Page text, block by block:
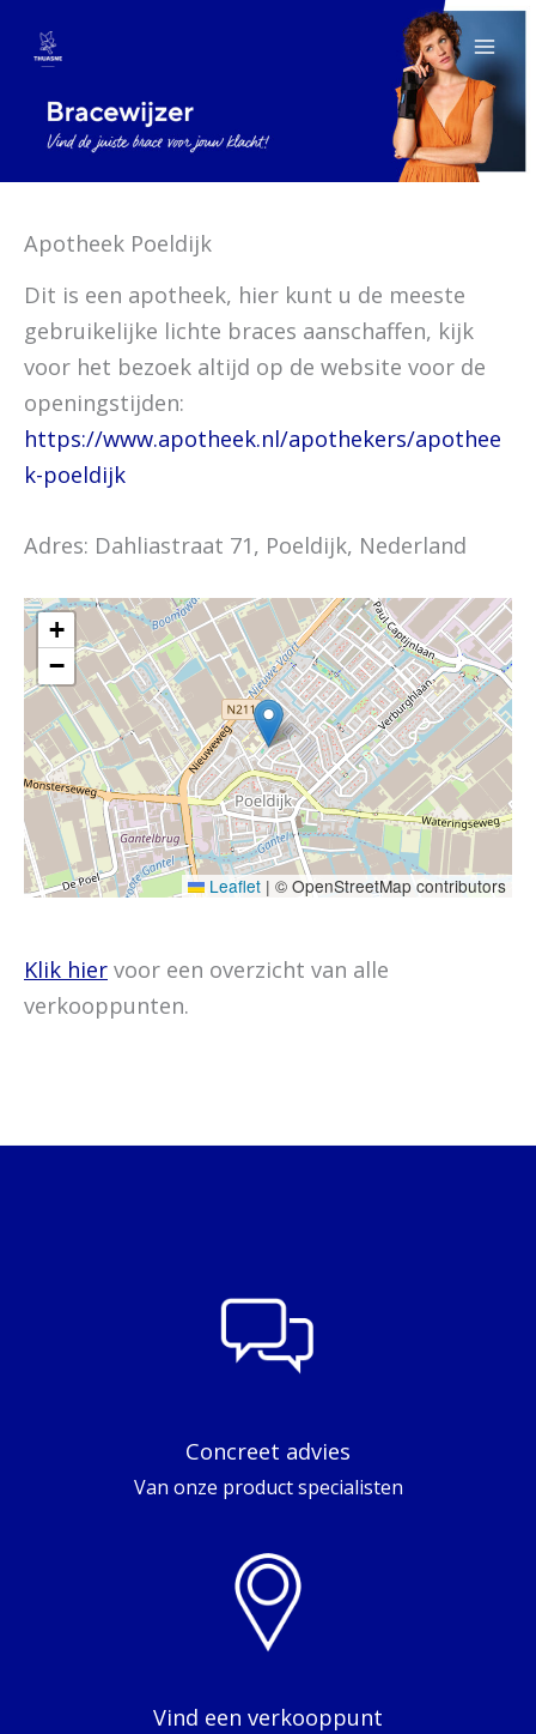
naar
inhoud
Apotheek Poeldijk
Dit is een apotheek, hier kunt u de meeste
gebruikelijke lichte braces aanschaffen, kijk
voor het bezoek altijd op de website voor de
openingstijden:
https://www.apotheek.nl/apothekers/apothee
k-poeldijk
Adres: Dahliastraat 71, Poeldijk, Nederland
+
−
Leaflet | © OpenStreetMap contributors
Klik hier voor een overzicht van alle
verkooppunten.
Concreet advies
Van onze product specialisten
Vind een verkooppunt